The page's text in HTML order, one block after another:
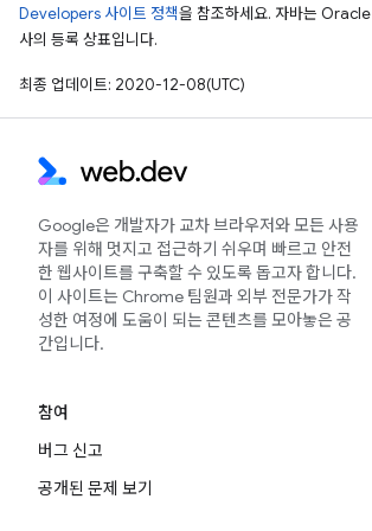
Developers 사이트 정책을 참조하세요. 자바는
사의 등록 상표입니다.
최종 업데이트: 2020-12-08(UTC)
Google은 개발자가 교차 브라우저와 모든 사용
자를 위해 멋지고 접근하기 쉬우며 빠르고 안전
한 웹사이트를 구축할 수 있도록 돕고자 합니다.
이 사이트는 Chrome 팀원과 외부 전문가가 작
성한 여정에 도움이 되는 콘텐츠를 모아놓은 공
간입니다.
참여
버그 신고
공개된 문제 보기